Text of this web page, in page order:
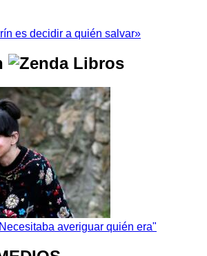
es decidir a quién salvar»
averiguar quién era"